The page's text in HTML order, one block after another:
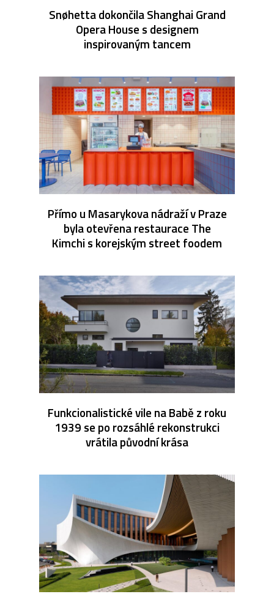
Snøhetta dokončila Shanghai Grand
Opera House s designem
inspirovaným tancem
Přímo u Masarykova nádraží v Praze
byla otevřena restaurace The
Kimchi s korejským street foodem
Funkcionalistické vile na Babě z roku
1939 se po rozsáhlé rekonstrukci
vrátila původní krása